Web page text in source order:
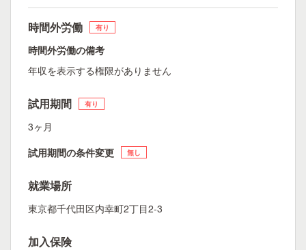
時間外労働 有り
時間外労働の備考
年収を表示する権限がありません
試用期間 有り
3ヶ月
試用期間の条件変更
無し
就業場所
東京都千代田区内幸町2丁目2-3
加入保険